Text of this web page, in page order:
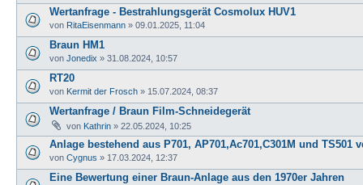
Wertanfrage - Bestrahlungsgerät Cosmolux HUV1
von RitaEisenmann » 09.01.2025, 11:04
Braun HM1
von Jonedix » 31.08.2024, 10:57
RT20
von Kermit der Frosch » 15.07.2024, 08:37
Wertanfrage / Braun Film-Schneidegerät
von Kathrin » 22.05.2024, 10:25
Anlage bestehend aus P701, AP701,Ac701,C301M und TS501
von Cygnus » 17.03.2024, 12:37
Eine Bewertung einer Braun-Anlage aus den 1970er Jahren